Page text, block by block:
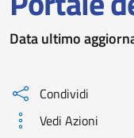
Data ultimo
Condividi
Vedi Azioni